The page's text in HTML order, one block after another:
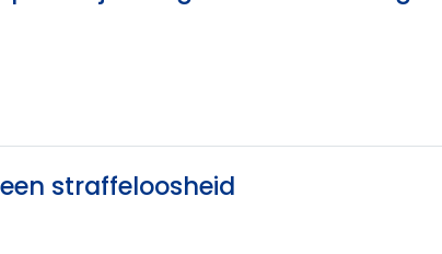
straffeloosheid